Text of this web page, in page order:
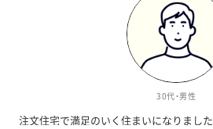
30代・男性
注文住宅で満足のいく住まいになりました